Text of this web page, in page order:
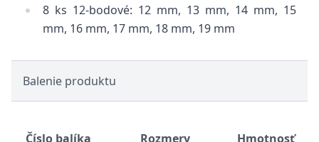
8 ks 12-bodové: 12 mm, 13 mm, 14 mm, 15
mm, 16 mm, 17 mm, 18 mm, 19 mm
Balenie produktu
Číslo balíka Rozmery Hmotnosť